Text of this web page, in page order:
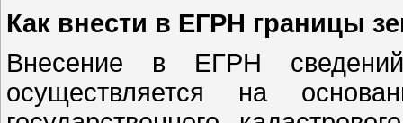
Как внести в ЕГРН границы
Внесение в ЕГРН
осуществляется на